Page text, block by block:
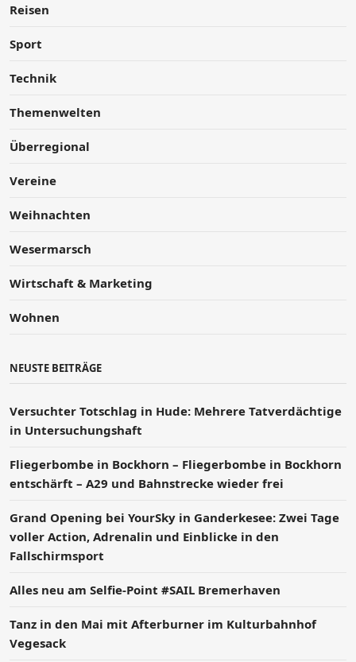
Reisen
Sport
Technik
Themenwelten
Überregional
Vereine
Weihnachten
Wesermarsch
Wirtschaft & Marketing
Wohnen
NEUSTE BEITRÄGE
Versucht­er Totschlag in Hude: Mehrere Tatverdächtige
in Untersuchungshaft
Fliegerbombe in Bockhorn – Fliegerbombe in Bockhorn
entschärft – A29 und Bahnstrecke wieder frei
Grand Opening bei YourSky in Ganderkesee: Zwei Tage
voller Action, Adrenalin und Einblicke in den
Fallschirmsport
Alles neu am Selfie-Point #SAIL Bremerhaven
Tanz in den Mai mit Afterburner im Kulturbahnhof
Vegesack